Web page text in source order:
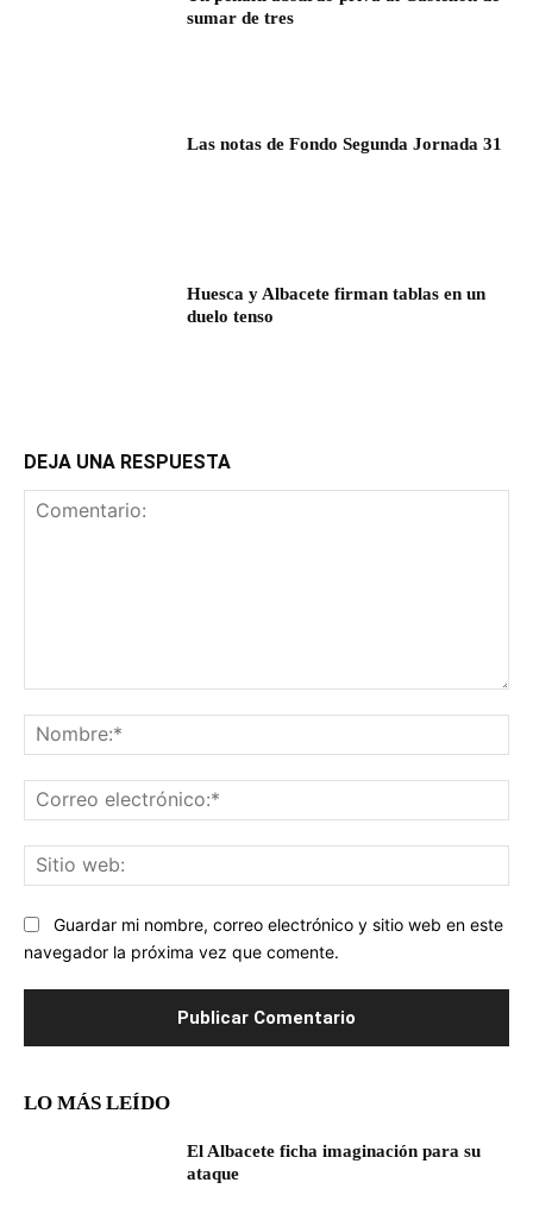
sumar de tres
Las notas de Fondo Segunda Jornada 31
Huesca y Albacete firman tablas en un
duelo tenso
DEJA UNA RESPUESTA
Guardar mi nombre, correo electrónico y sitio web en este
navegador la próxima vez que comente.
LO MÁS LEÍDO
El Albacete ficha imaginación para su
ataque